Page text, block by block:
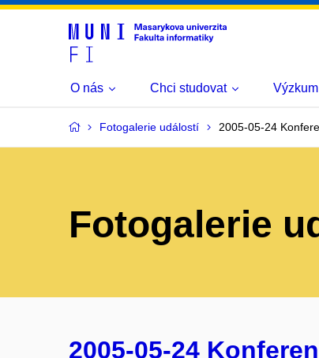
O nás Chci studovat Výzkum
Fotogalerie událostí 2005-05-24
Fotogalerie
2005-05-24